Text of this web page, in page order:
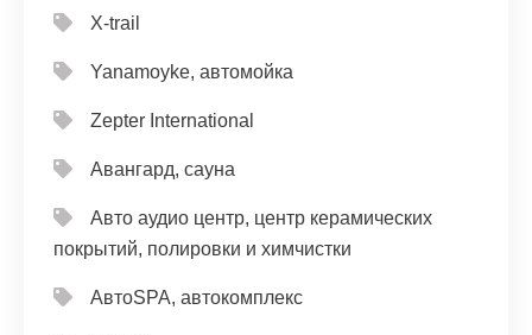
X-trail
Yanamoyke, автомойка
Zepter International
Авангард, сауна
Авто аудио центр, центр керамических
покрытий, полировки и химчистки
АвтоSPA, автокомплекс